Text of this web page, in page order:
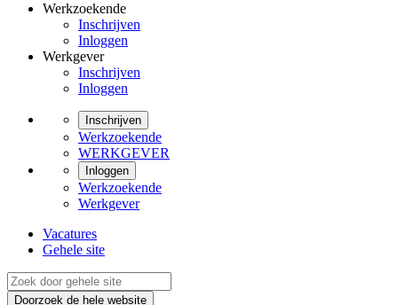
Werkzoekende
Inschrijven
Inloggen
Werkgever
Inschrijven
Inloggen
Inschrijven
Werkzoekende
WERKGEVER
Inloggen
Werkzoekende
Werkgever
Vacatures
Gehele site